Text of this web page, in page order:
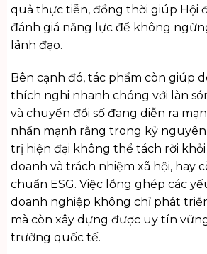
quả thực tiễn, đồng thời giúp Hội
đánh giá năng lực để không
lãnh đạo.
Bên cạnh đó, tác phẩm còn giúp
thích nghi nhanh chóng với làn
và chuyển đổi số đang diễn ra
nhấn mạnh rằng trong kỷ nguyên
trị hiện đại không thể tách rời
doanh và trách nhiệm xã hội, hay
chuẩn ESG. Việc lồng ghép các
doanh nghiệp không chỉ phát
mà còn xây dựng được uy tín
trường quốc tế.